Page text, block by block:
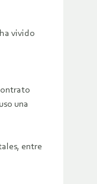
vivido
una
entre